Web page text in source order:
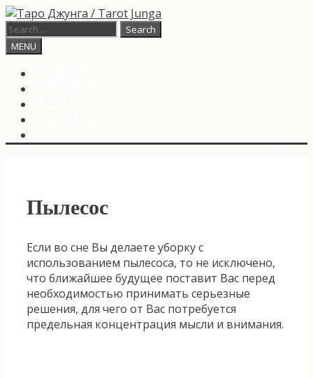
Skip
to
content
Search
for:
Search
MENU
ГЛАВНАЯ
КАРТА ДНЯ
О САЙТЕ
КОНТАКТЫ
SEARCH
Пылесос
Если во сне Вы делаете уборку с
использованием пылесоса, то не исключено,
что ближайшее будущее поставит Вас перед
необходимостью принимать серьезные
решения, для чего от Вас потребуется
предельная концентрация мысли и внимания.